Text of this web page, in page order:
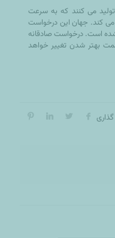
تولید می کنند که به سرعت
می کند. جهان این درخواست
شده است. درخواست صادقانه
بهتر شدن تغییر خواهد